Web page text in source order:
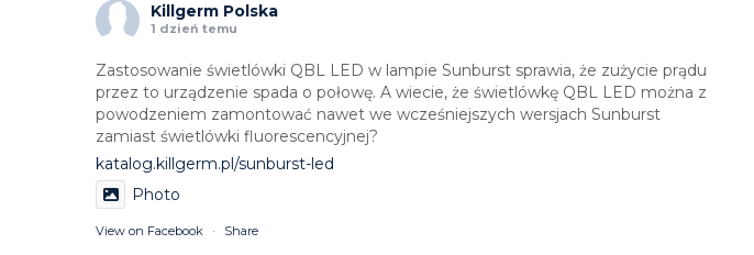
Killgerm Polska
1 dzień temu
Zastosowanie świetlówki QBL LED w lampie Sunburst sprawia, że zużycie prądu
przez to urządzenie spada o połowę. A wiecie, że świetlówkę QBL LED można z
powodzeniem zamontować nawet we wcześniejszych wersjach Sunburst
zamiast świetlówki fluorescencyjnej?
katalog.killgerm.pl/sunburst-led
Photo
View on Facebook · Share